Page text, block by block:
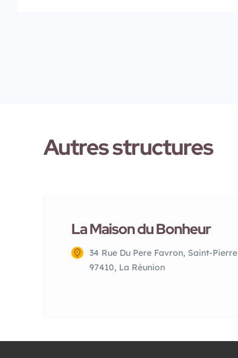
Autres structures
La Maison du Bonheur
34 Rue Du Pere Favron, Saint-Pierre
97410, La Réunion